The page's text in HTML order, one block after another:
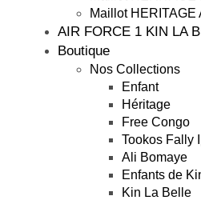
Maillot HERITAGE
AIR FORCE 1 KIN LA
Boutique
Nos Collections
Enfant
Héritage
Free Congo
Tookos Fally
Ali Bomaye
Enfants de
Kin La Belle